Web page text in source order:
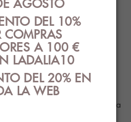
y L.
etiquetado original.
mejor diseño y estilo para
DEL 10%
COMPRAS
A 100 €
LADALIA10
DEL 20% EN
LA WEB